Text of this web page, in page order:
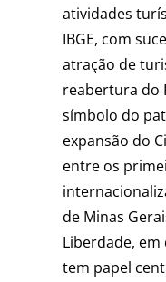
atividades
IBGE, com
atração de
reabertura do
símbolo do
expansão do
entre os
de Minas
Liberdade,
tem papel